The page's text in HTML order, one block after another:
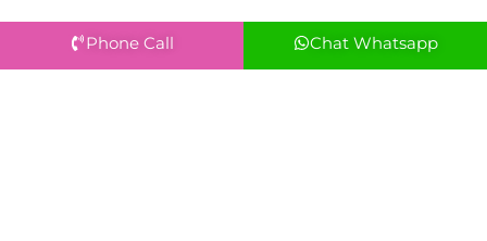
Phone Call Chat Whatsapp